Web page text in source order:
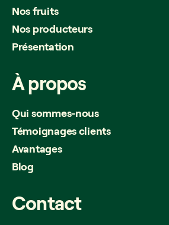
Nos fruits
Nos producteurs
Présentation
Àpropos
Qui sommes-nous
Témoignages clients
Avantages
Blog
Contact